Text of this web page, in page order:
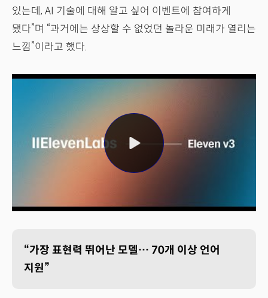
있는데, AI 기술에 대해 알고 싶어 이벤트에 참여하게
됐다”며 “과거에는 상상할 수 없었던 놀라운 미래가 열리는
느낌”이라고 했다.
“가장 표현력 뛰어난 모델… 70개 이상 언어
지원”